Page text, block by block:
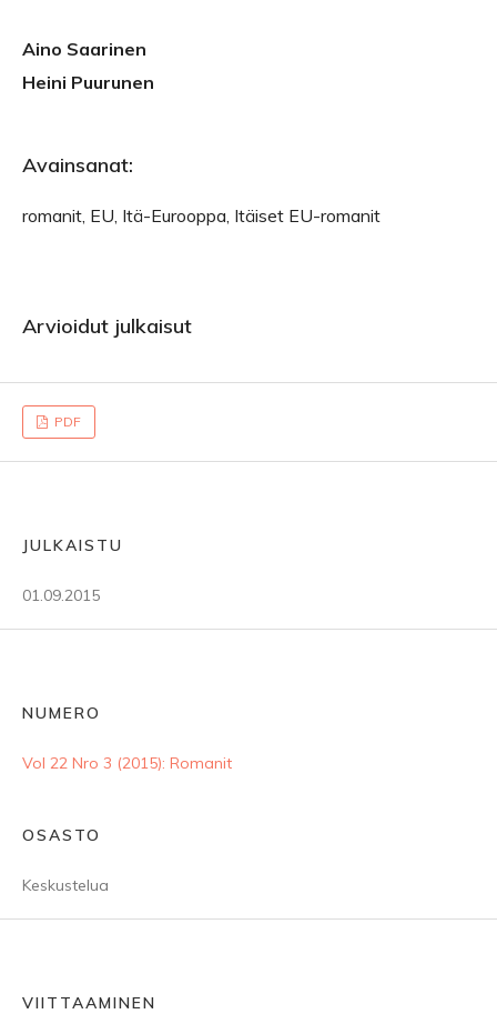
Aino Saarinen
Heini Puurunen
Avainsanat:
romanit, EU, Itä-Eurooppa, Itäiset EU-romanit
Arvioidut julkaisut
PDF
JULKAISTU
01.09.2015
NUMERO
Vol 22 Nro 3 (2015): Romanit
OSASTO
Keskustelua
VIITTAAMINEN